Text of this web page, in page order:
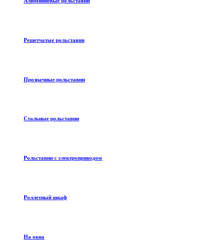
Решетчатые рольставни
Прозрачные рольставни
Стальные рольставни
Рольставни с электроприводом
Роллетный шкаф
На окна